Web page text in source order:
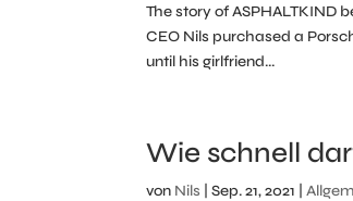
The story of ASPHALTKIND
CEO Nils purchased a
until his girlfriend...
Wie schnell
von Nils |Sep. 21, 2021 |